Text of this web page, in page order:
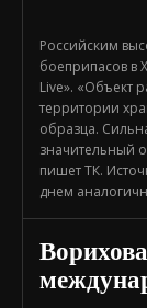
Российским
боеприпасов в
Live». «Объект
территории
образца.
значительный
пишет ТК.
днем